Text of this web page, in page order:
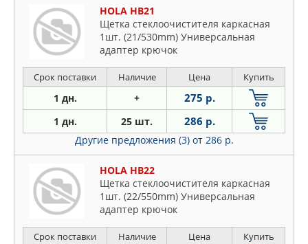
HOLA HB21
Щетка стеклоочистителя каркасная
1шт. (21/530mm) Универсальная
адаптер крючок
Срок поставки Наличие Цена Купить
1 дн. + 275 р.
1 дн. 25 шт. 286 р.
Другие предложения (3) от 286 р.
HOLA HB22
Щетка стеклоочистителя каркасная
1шт. (22/550mm) Универсальная
адаптер крючок
Срок поставки Наличие Цена Купить